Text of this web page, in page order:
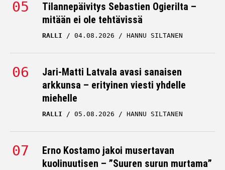
Tilannepäivitys Sebastien Ogierilta –
mitään ei ole tehtävissä
RALLI 04.08.2026 HANNU SILTANEN
Jari-Matti Latvala avasi sanaisen
arkkunsa – erityinen viesti yhdelle
miehelle
RALLI 05.08.2026 HANNU SILTANEN
Erno Kostamo jakoi musertavan
kuolinuutisen – ”Suuren surun murtama”